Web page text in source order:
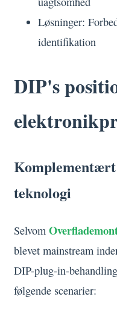
Løsninger:
identifikation
DIP's
teknologi
Selvom
blevet mainstream
DIP-plug-in-
følgende scenarier: